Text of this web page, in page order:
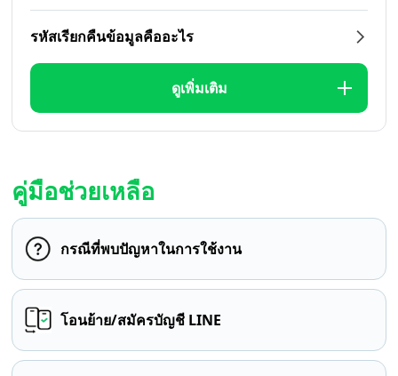
รหัสเรียกคืนข้อมูลคืออะไร
ดูเพิ่มเติม
คู่มือช่วยเหลือ
กรณีที่พบปัญหาในการใช้งาน
โอนย้าย/สมัครบัญชี LINE